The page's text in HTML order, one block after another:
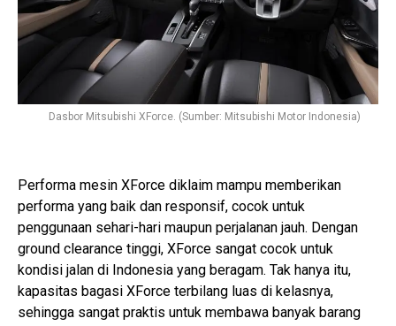
Dasbor Mitsubishi XForce. (Sumber: Mitsubishi Motor Indonesia)
Performa mesin XForce diklaim mampu memberikan
performa yang baik dan responsif, cocok untuk
penggunaan sehari-hari maupun perjalanan jauh. Dengan
ground clearance tinggi, XForce sangat cocok untuk
kondisi jalan di Indonesia yang beragam. Tak hanya itu,
kapasitas bagasi XForce terbilang luas di kelasnya,
sehingga sangat praktis untuk membawa banyak barang